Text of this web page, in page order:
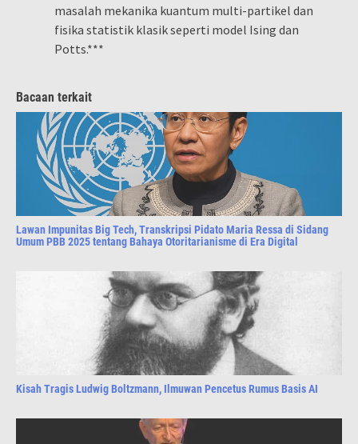
masalah mekanika kuantum multi-partikel dan
fisika statistik klasik seperti model Ising dan
Potts.***
Bacaan terkait
Lawan Impunitas Big Tech, Transkripsi Pidato Maria Ressa di Sidang
Umum PBB 2025 tentang Bahaya Otoritarianisme di Era Digital
Kisah Tragis Ludwig Boltzmann, Ilmuwan Pencetus Rumus Basis AI